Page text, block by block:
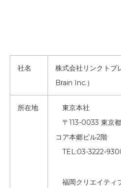
社名
株式会社リンクトブ
Brain Inc.）
所在地
東京本社
〒113-0033 東京
コア本郷ビル2階
TEL:03-3222-
福岡クリエイティ